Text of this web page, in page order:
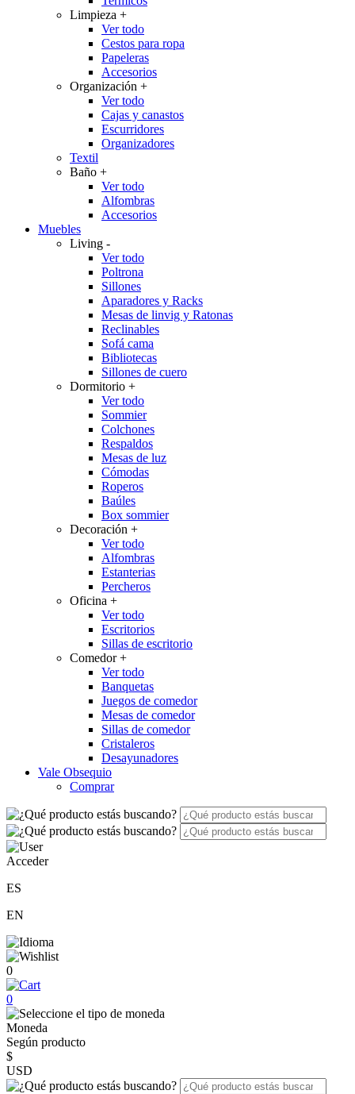
Limpieza +
Ver todo
Cestos para ropa
Papeleras
Accesorios
Organización +
Ver todo
Cajas y canastos
Escurridores
Organizadores
Textil
Baño +
Ver todo
Alfombras
Accesorios
Muebles
Living -
Ver todo
Poltrona
Sillones
Aparadores y Racks
Mesas de linvig y Ratonas
Reclinables
Sofá cama
Bibliotecas
Sillones de cuero
Dormitorio +
Ver todo
Sommier
Colchones
Respaldos
Mesas de luz
Cómodas
Roperos
Baúles
Box sommier
Decoración +
Ver todo
Alfombras
Estanterias
Percheros
Oficina +
Ver todo
Escritorios
Sillas de escritorio
Comedor+
Ver todo
Banquetas
Juegos de comedor
Mesas de comedor
Sillas de comedor
Cristaleros
Desayunadores
Vale Obsequio
Comprar
Acceder
ES
EN
0
0
Moneda
Según producto
$
USD